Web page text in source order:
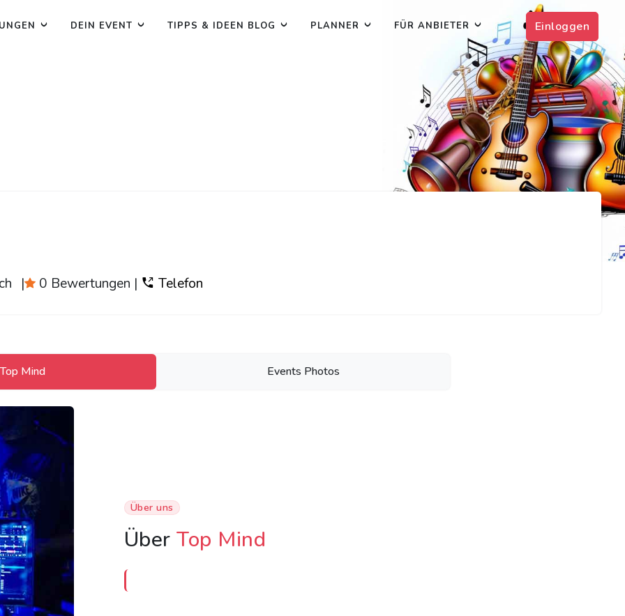
Einloggen
DEIN EVENT TIPPS & IDEEN BLOG PLANNER FÜR ANBIETER
| 0 Bewertungen | Telefon
Mind Events Photos
Über uns
ÜberTop Mind